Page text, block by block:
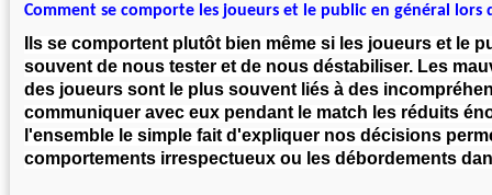
Comment se comporte les joueurs et le public en général lors
Ils se comportent plutôt bien même si les joueurs et le
souvent de nous tester et de nous déstabiliser. Les
des joueurs sont le plus souvent liés à des
communiquer avec eux pendant le match les réduits
l'ensemble le simple fait d'expliquer nos décisions
comportements irrespectueux ou les débordements